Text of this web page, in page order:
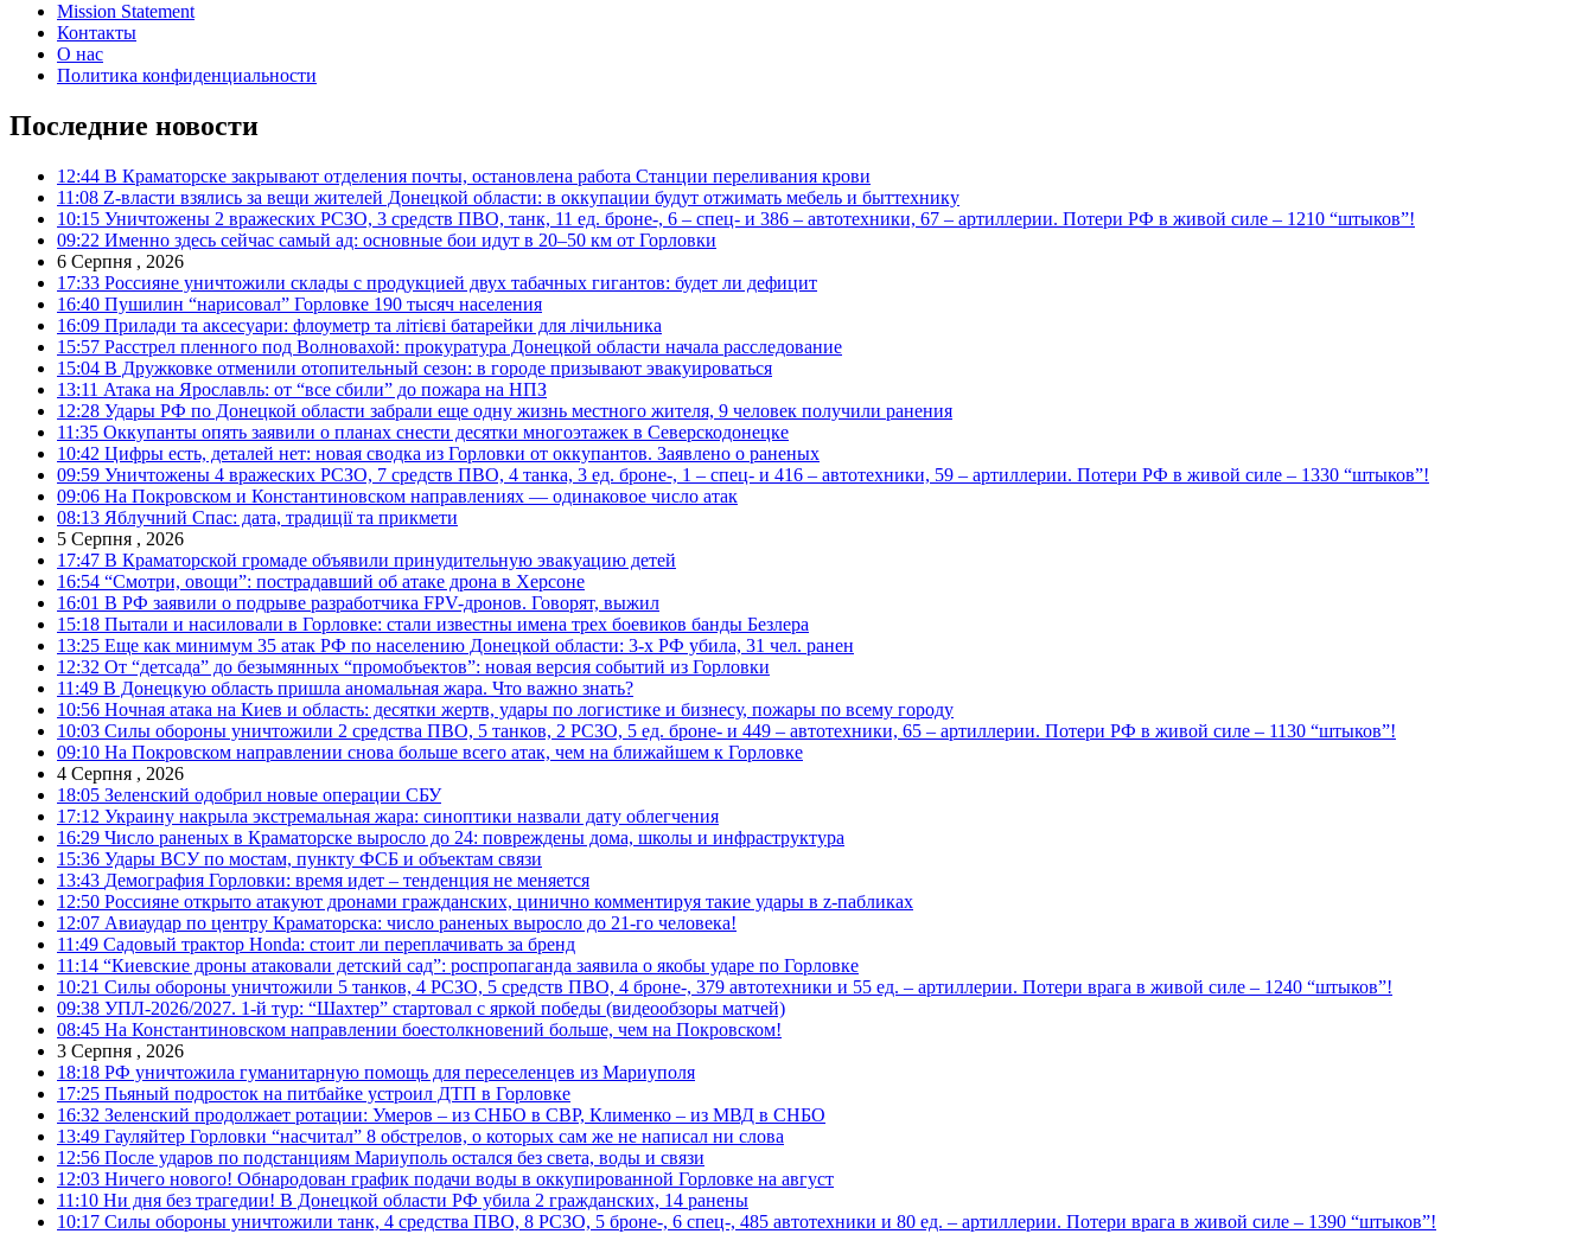
Mission Statement
Контакты
О нас
Политика конфиденциальности
Последние новости
12:44 В Краматорске закрывают отделения почты, остановлена работа Станции переливания крови
11:08 Z-власти взялись за вещи жителей Донецкой области: в оккупации будут отжимать мебель и быттехнику
10:15 Уничтожены 2 вражеских РСЗО, 3 средств ПВО, танк, 11 ед. броне-, 6 – спец- и 386 – автотехники, 67 – артиллерии. Потери РФ в живой силе – 1210 “штыков”!
09:22 Именно здесь сейчас самый ад: основные бои идут в 20–50 км от Горловки
6 Серпня , 2026
17:33 Россияне уничтожили склады с продукцией двух табачных гигантов: будет ли дефицит
16:40 Пушилин “нарисовал” Горловке 190 тысяч населения
16:09 Прилади та аксесуари: флоуметр та літієві батарейки для лічильника
15:57 Расстрел пленного под Волновахой: прокуратура Донецкой области начала расследование
15:04 В Дружковке отменили отопительный сезон: в городе призывают эвакуироваться
13:11 Атака на Ярославль: от “все сбили” до пожара на НПЗ
12:28 Удары РФ по Донецкой области забрали еще одну жизнь местного жителя, 9 человек получили ранения
11:35 Оккупанты опять заявили о планах снести десятки многоэтажек в Северскодонецке
10:42 Цифры есть, деталей нет: новая сводка из Горловки от оккупантов. Заявлено о раненых
09:59 Уничтожены 4 вражеских РСЗО, 7 средств ПВО, 4 танка, 3 ед. броне-, 1 – спец- и 416 – автотехники, 59 – артиллерии. Потери РФ в живой силе – 1330 “штыков”!
09:06 На Покровском и Константиновском направлениях — одинаковое число атак
08:13 Яблучний Спас: дата, традиції та прикмети
5 Серпня , 2026
17:47 В Краматорской громаде объявили принудительную эвакуацию детей
16:54 “Смотри, овощи”: пострадавший об атаке дрона в Херсоне
16:01 В РФ заявили о подрыве разработчика FPV-дронов. Говорят, выжил
15:18 Пытали и насиловали в Горловке: стали известны имена трех боевиков банды Безлера
13:25 Еще как минимум 35 атак РФ по населению Донецкой области: 3-х РФ убила, 31 чел. ранен
12:32 От “детсада” до безымянных “промобъектов”: новая версия событий из Горловки
11:49 В Донецкую область пришла аномальная жара. Что важно знать?
10:56 Ночная атака на Киев и область: десятки жертв, удары по логистике и бизнесу, пожары по всему городу
10:03 Силы обороны уничтожили 2 средства ПВО, 5 танков, 2 РСЗО, 5 ед. броне- и 449 – автотехники, 65 – артиллерии. Потери РФ в живой силе – 1130 “штыков”!
09:10 На Покровском направлении снова больше всего атак, чем на ближайшем к Горловке
4 Серпня , 2026
18:05 Зеленский одобрил новые операции СБУ
17:12 Украину накрыла экстремальная жара: синоптики назвали дату облегчения
16:29 Число раненых в Краматорске выросло до 24: повреждены дома, школы и инфраструктура
15:36 Удары ВСУ по мостам, пункту ФСБ и объектам связи
13:43 Демография Горловки: время идет – тенденция не меняется
12:50 Россияне открыто атакуют дронами гражданских, цинично комментируя такие удары в z-пабликах
12:07 Авиаудар по центру Краматорска: число раненых выросло до 21-го человека!
11:49 Садовый трактор Honda: стоит ли переплачивать за бренд
11:14 “Киевские дроны атаковали детский сад”: роспропаганда заявила о якобы ударе по Горловке
10:21 Силы обороны уничтожили 5 танков, 4 РСЗО, 5 средств ПВО, 4 броне-, 379 автотехники и 55 ед. – артиллерии. Потери врага в живой силе – 1240 “штыков”!
09:38 УПЛ-2026/2027. 1-й тур: “Шахтер” стартовал с яркой победы (видеообзоры матчей)
08:45 На Константиновском направлении боестолкновений больше, чем на Покровском!
3 Серпня , 2026
18:18 РФ уничтожила гуманитарную помощь для переселенцев из Мариуполя
17:25 Пьяный подросток на питбайке устроил ДТП в Горловке
16:32 Зеленский продолжает ротации: Умеров – из СНБО в СВР, Клименко – из МВД в СНБО
13:49 Гауляйтер Горловки “насчитал” 8 обстрелов, о которых сам же не написал ни слова
12:56 После ударов по подстанциям Мариуполь остался без света, воды и связи
12:03 Ничего нового! Обнародован график подачи воды в оккупированной Горловке на август
11:10 Ни дня без трагедии! В Донецкой области РФ убила 2 гражданских, 14 ранены
10:17 Силы обороны уничтожили танк, 4 средства ПВО, 8 РСЗО, 5 броне-, 6 спец-, 485 автотехники и 80 ед. – артиллерии. Потери врага в живой силе – 1390 “штыков”!